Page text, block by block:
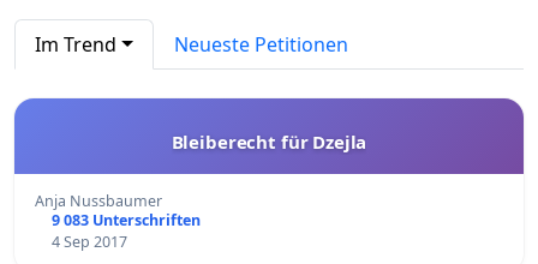
Im Trend Neueste Petitionen
Bleiberecht für Dzejla
Anja Nussbaumer
9 083 Unterschriften
4 Sep 2017